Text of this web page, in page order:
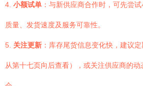
4. 小额试单 ：与新供应商合作时，可先尝
质量、发货速度及服务可靠性。
5. 关注更新 ：库存尾货信息变化快，建议
从第十七页向后查看），或关注供应商的